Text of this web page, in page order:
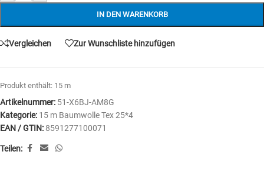
IN DEN WARENKORB
Vergleichen Zur Wunschliste hinzufügen
Produkt enthält: 15 m
Artikelnummer: 51-X6BJ-AM8G
Kategorie: 15 m Baumwolle Tex 25*4
EAN / GTIN: 8591277100071
Teilen: